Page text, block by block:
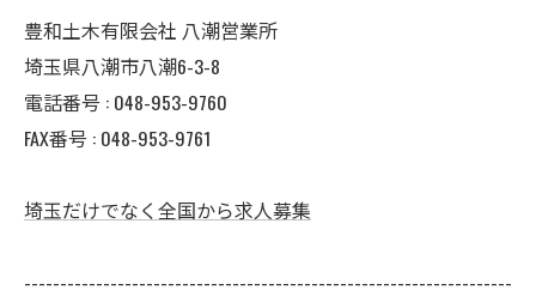
豊和土木有限会社 八潮営業所
埼玉県八潮市八潮6-3-8
電話番号 : 048-953-9760
FAX番号 : 048-953-9761
埼玉だけでなく全国から求人募集
--------------------------------------------------------------------